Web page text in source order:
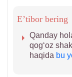
E’tibor bering
Qanday
qogʻoz
haqida bu